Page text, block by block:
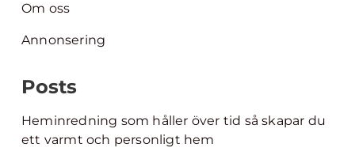
Om oss
Annonsering
Posts
Heminredning som håller över tid så skapar du
ett varmt och personligt hem